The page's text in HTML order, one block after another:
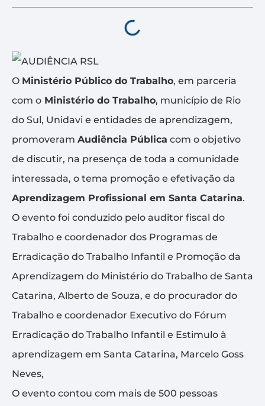
O Ministério Público do Trabalho, em parceria
com o Ministério do Trabalho, município de Rio
do Sul, Unidavi e entidades de aprendizagem,
promoveram Audiência Pública com o objetivo
de discutir, na presença de toda a comunidade
interessada, o tema promoção e efetivação da
Aprendizagem Profissional em Santa Catarina.
O evento foi conduzido pelo auditor fiscal do
Trabalho e coordenador dos Programas de
Erradicação do Trabalho Infantil e Promoção da
Aprendizagem do Ministério do Trabalho de Santa
Catarina, Alberto de Souza, e do procurador do
Trabalho e coordenador Executivo do Fórum
Erradicação do Trabalho Infantil e Estimulo à
aprendizagem em Santa Catarina, Marcelo Goss
Neves,
O evento contou com mais de 500 pessoas